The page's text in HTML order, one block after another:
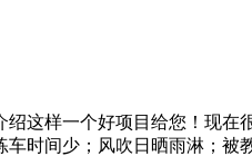
这样一个好项目给您！现在
时间少；风吹日晒雨淋；被